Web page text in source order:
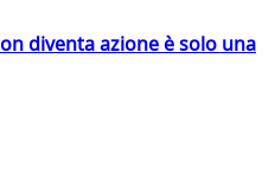
diventa azione è solo una